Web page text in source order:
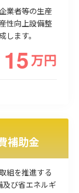
業者等の生産
性向上設備整
ます。
15万円
補助金
組を推進する
び省エネルギ